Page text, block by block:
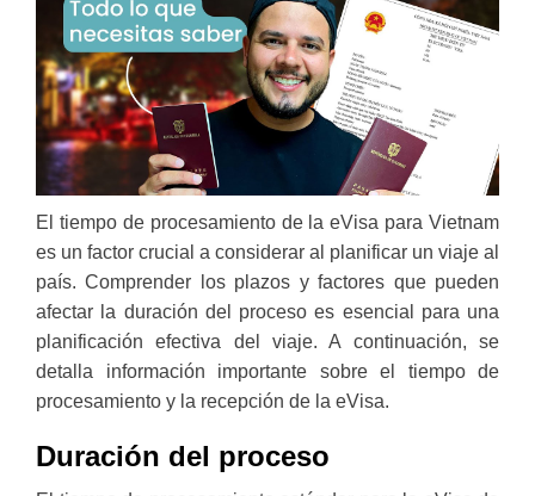
El tiempo de procesamiento de la eVisa para Vietnam
es un factor crucial a considerar al planificar un viaje al
país. Comprender los plazos y factores que pueden
afectar la duración del proceso es esencial para una
planificación efectiva del viaje. A continuación, se
detalla información importante sobre el tiempo de
procesamiento y la recepción de la eVisa.
Duración del proceso